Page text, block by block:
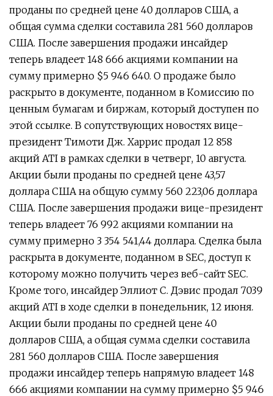
проданы по средней цене 40 долларов США, а
общая сумма сделки составила 281 560 долларов
США. После завершения продажи инсайдер
теперь владеет 148 666 акциями компании на
сумму примерно $5 946 640. О продаже было
раскрыто в документе, поданном в Комиссию по
ценным бумагам и биржам, который доступен по
этой ссылке. В сопутствующих новостях вице-
президент Тимоти Дж. Харрис продал 12 858
акций ATI в рамках сделки в четверг, 10 августа.
Акции были проданы по средней цене 43,57
доллара США на общую сумму 560 223,06 доллара
США. После завершения продажи вице-президент
теперь владеет 76 992 акциями компании на
сумму примерно 3 354 541,44 доллара. Сделка была
раскрыта в документе, поданном в SEC, доступ к
которому можно получить через веб-сайт SEC.
Кроме того, инсайдер Эллиот С. Дэвис продал 7039
акций ATI в ходе сделки в понедельник, 12 июня.
Акции были проданы по средней цене 40
долларов США, а общая сумма сделки составила
281 560 долларов США. После завершения
продажи инсайдер теперь напрямую владеет 148
666 акциями компании на сумму примерно $5 946